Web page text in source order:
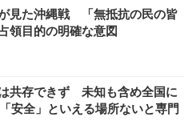
見た沖縄戦 「無抵抗の民の皆
目的の明確な意図
共存できず 未知も含め全国に
安全」といえる場所ないと専門